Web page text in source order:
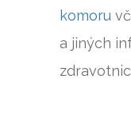
komoru
a jiných